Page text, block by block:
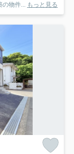
物件...
もっと見る